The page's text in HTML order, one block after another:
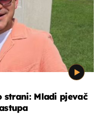
strani: Mladi pjevač